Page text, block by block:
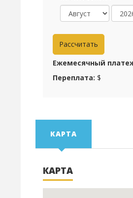
Ежемесячный
Переплата: $
КАРТА
КАРТА